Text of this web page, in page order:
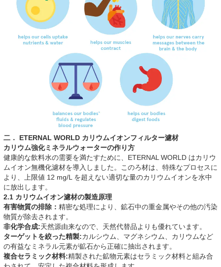
二． ETERNAL WORLD カリウムイオンフィルター濾材
カリウム強化ミネラルウォーターの作り方
健康的な飲料水の需要を満たすために、ETERNAL WORLD はカリウ
ムイオン無機化濾材を導入しました。このろ材は、特殊なプロセスに
より、上限値 12 mg/L を超えない適切な量のカリウムイオンを水中
に放出します。
2.1 カリウムイオン濾材の製造原理
有害物質の排除： 精密な処理により、鉱石中の重金属やその他の汚染
物質が除去されます。
非化学合成:天然源由来なので、天然代替品よりも優れています。
ターゲットを絞った精製:カルシウム、マグネシウム、カリウムなど
の有益なミネラル元素が鉱石から正確に抽出されます。
複合セラミック材料:精製された鉱物元素はセラミック材料と組み合